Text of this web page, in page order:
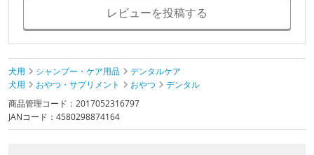
レビューを投稿する
犬用 シャンプー・ケア用品
デンタルケア
犬用
おやつ・サプリメント おやつ
デンタル
商品管理コード：2017052316797
JANコード：4580298874164